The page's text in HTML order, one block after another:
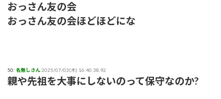
おっさん友の会
おっさん友の会ほどほどにな
50: 名無しさん2025/07/03(木) 16:40:38.92
親や先祖を大事にしないのって保守なのか?